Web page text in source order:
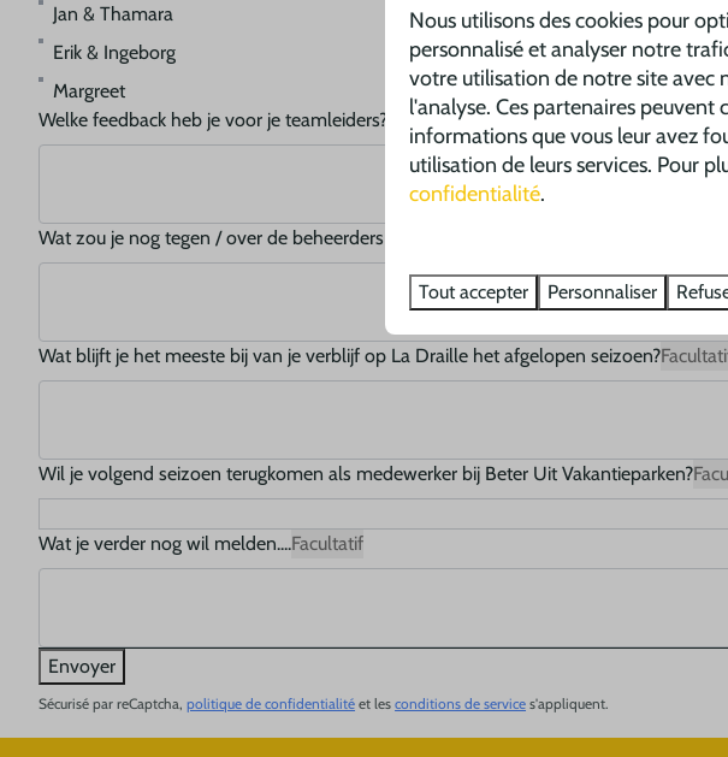
Jan & Thamara
Erik & Ingeborg
Margreet
Welke feedback heb je voor je teamleiders?
Facultatif
Wat zou je nog tegen / over de beheerders (Aart & Hariëtte) kwijt willen?
Wat blijft je het meeste bij van je verblijf op La Draille het afgelopen seizoen?
Wil je volgend seizoen terugkomen als medewerker bij Beter Uit Vakantieparken?
Wat je verder nog wil melden....Facultatif
Envoyer
Sécurisé par reCaptcha,politique de confidentialité et lesconditions de service s'appliquent.
Nous utilisons des cookies pour
personnalisé et analyser notre
votre utilisation de notre site avec
l'analyse. Ces partenaires
informations que vous leur avez
utilisation de leurs services. Pour
confidentialité.
Tout accepter Personnaliser